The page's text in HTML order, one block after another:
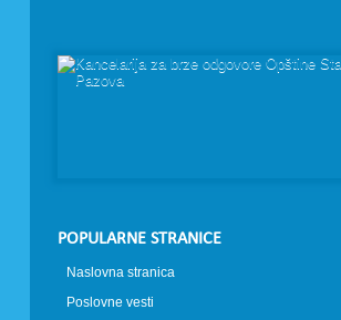
POPULARNE STRANICE
Naslovna stranica
Poslovne vesti